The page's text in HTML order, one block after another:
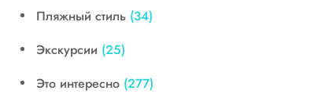
Пляжный стиль (34)
Экскурсии (25)
Это интересно (277)